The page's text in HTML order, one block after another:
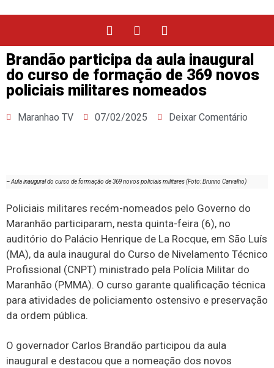
Brandão participa da aula inaugural
do curso de formação de 369 novos
policiais militares nomeados
Maranhao TV 07/02/2025 Deixar Comentário
– Aula inaugural do curso de formação de 369 novos policiais militares (Foto: Brunno Carvalho)
Policiais militares recém-nomeados pelo Governo do
Maranhão participaram, nesta quinta-feira (6), no
auditório do Palácio Henrique de La Rocque, em São Luís
(MA), da aula inaugural do Curso de Nivelamento Técnico
Profissional (CNPT) ministrado pela Polícia Militar do
Maranhão (PMMA). O curso garante qualificação técnica
para atividades de policiamento ostensivo e preservação
da ordem pública.
O governador Carlos Brandão participou da aula
inaugural e destacou que a nomeação dos novos